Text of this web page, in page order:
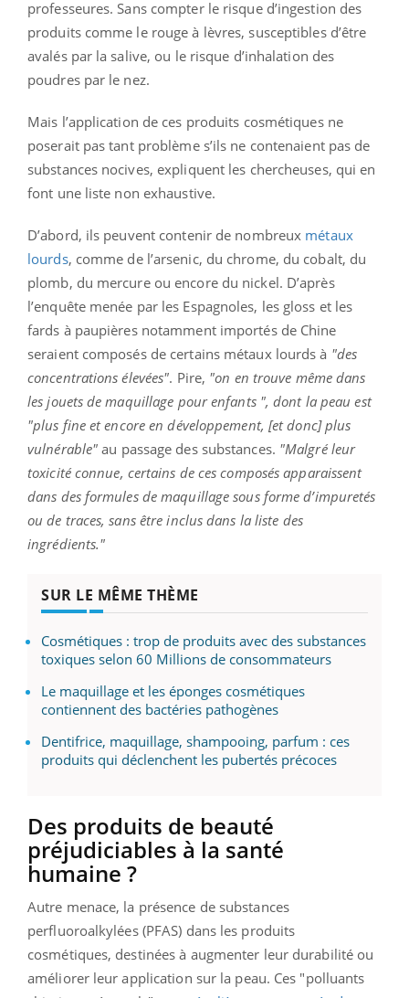
professeures. Sans compter le risque d’ingestion des
produits comme le rouge à lèvres, susceptibles d’être
avalés par la salive, ou le risque d’inhalation des
poudres par le nez.
Mais l’application de ces produits cosmétiques ne
poserait pas tant problème s’ils ne contenaient pas de
substances nocives, expliquent les chercheuses, qui en
font une liste non exhaustive.
D’abord, ils peuvent contenir de nombreux métaux
lourds, comme de l’arsenic, du chrome, du cobalt, du
plomb, du mercure ou encore du nickel. D’après
l’enquête menée par les Espagnoles, les gloss et les
fards à paupières notamment importés de Chine
seraient composés de certains métaux lourds à "des
concentrations élevées". Pire, "on en trouve même dans
les jouets de maquillage pour enfants ", dont la peau est
"plus fine et encore en développement, [et donc] plus
vulnérable" au passage des substances. "Malgré leur
toxicité connue, certains de ces composés apparaissent
dans des formules de maquillage sous forme d’impuretés
ou de traces, sans être inclus dans la liste des
ingrédients."
SUR LE MÊME THÈME
Cosmétiques : trop de produits avec des substances
toxiques selon 60 Millions de consommateurs
Le maquillage et les éponges cosmétiques
contiennent des bactéries pathogènes
Dentifrice, maquillage, shampooing, parfum : ces
produits qui déclenchent les pubertés précoces
Des produits de beauté
préjudiciables à la santé
humaine ?
Autre menace, la présence de substances
perfluoroalkylées (PFAS) dans les produits
cosmétiques, destinées à augmenter leur durabilité ou
améliorer leur application sur la peau. Ces "polluants